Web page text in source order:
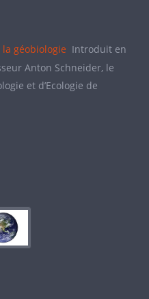
la géobiologie Introduit en
Anton Schneider, le
et d’Ecologie de